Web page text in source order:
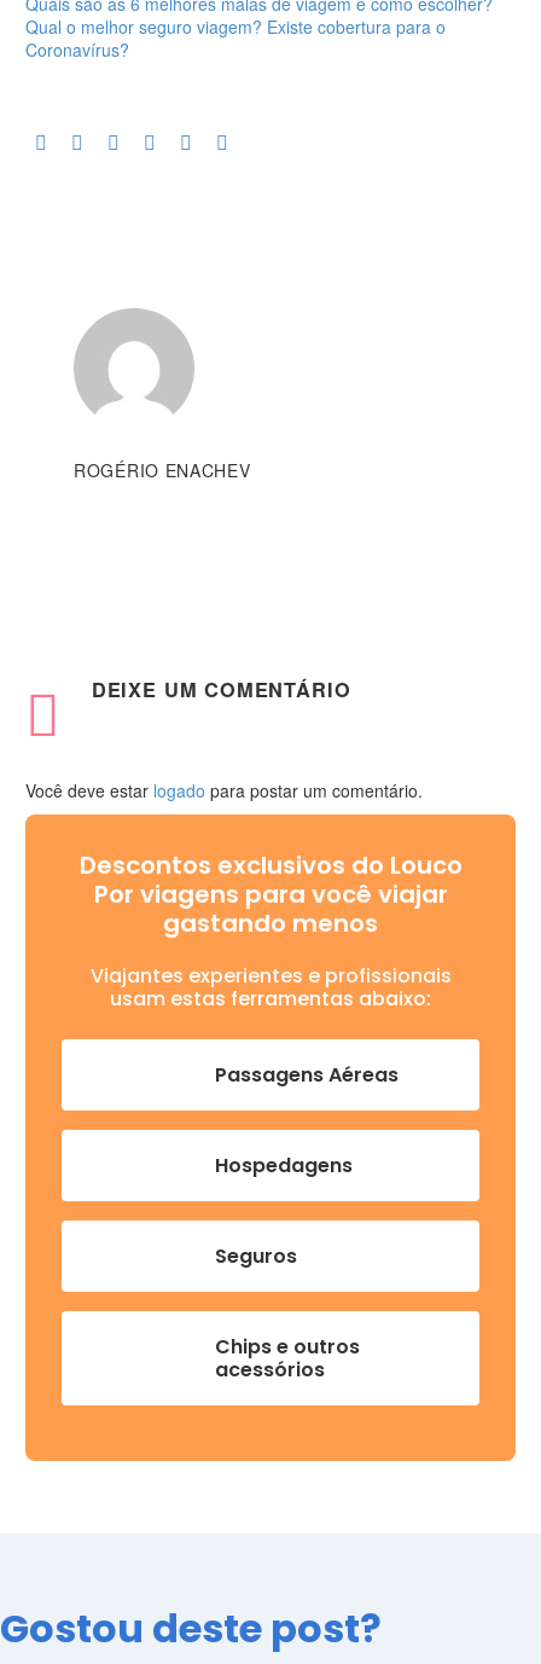
Qual o melhor seguro viagem? Existe cobertura para o
Coronavírus?
ROGÉRIO ENACHEV
DEIXE UM COMENTÁRIO
Você deve estar logado para postar um comentário.
Descontos exclusivos do Louco
Por viagens para você viajar
gastando menos
Viajantes experientes e profissionais
usam estas ferramentas abaixo:
Passagens Aéreas
Hospedagens
Seguros
Chips e outros
acessórios
Gostou deste post?